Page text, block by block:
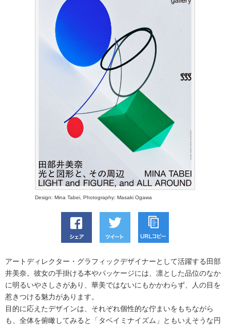
Design: Mina Tabei, Photography: Masaki Ogawa
アートディレクター・グラフィックデザイナーとして活躍する田部
井美奈。彼女の手掛ける本やパッケージには、凛とした品位のなか
に明るいやさしさがあり、華美ではないにもかかわらず、人の目を
惹きつける魅力があります。
目的に応えたデザインは、それぞれ個性的な佇まいをもちながら
も、全体を俯瞰してみると「タベイミナイズム」ともいえそうな円